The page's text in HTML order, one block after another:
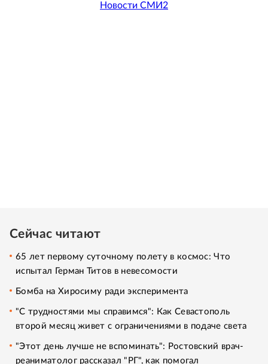
Новости СМИ2
Сейчас читают
65 лет первому суточному полету в космос: Что
испытал Герман Титов в невесомости
Бомба на Хиросиму ради эксперимента
"С трудностями мы справимся": Как Севастополь
второй месяц живет с ограничениями в подаче света
"Этот день лучше не вспоминать": Ростовский врач-
реаниматолог рассказал "РГ", как помогал